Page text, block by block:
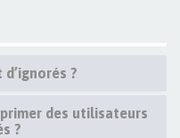
?
des utilisateurs
?